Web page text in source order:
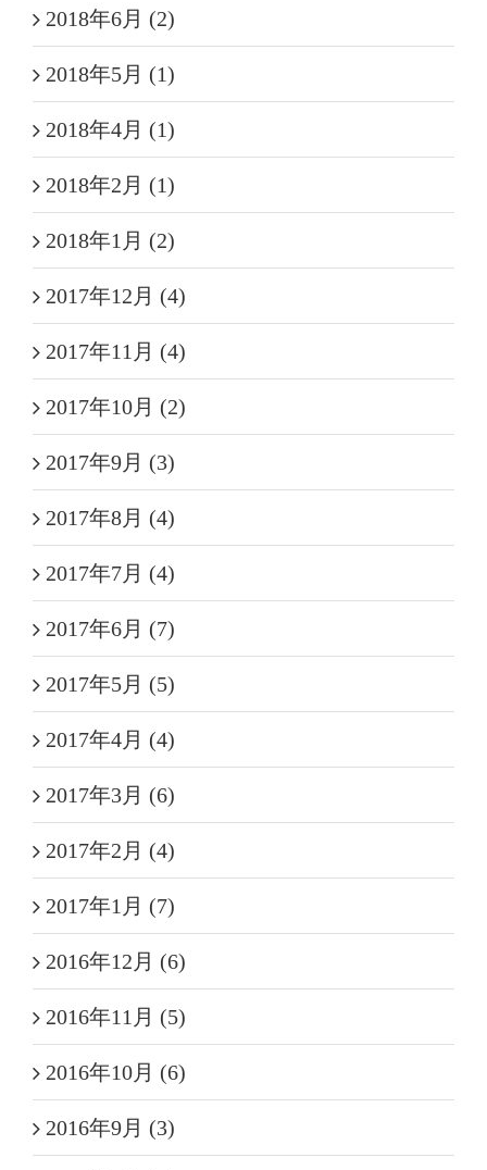
2018年6月 (2)
2018年5月 (1)
2018年4月 (1)
2018年2月 (1)
2018年1月 (2)
2017年12月 (4)
2017年11月 (4)
2017年10月 (2)
2017年9月 (3)
2017年8月 (4)
2017年7月 (4)
2017年6月 (7)
2017年5月 (5)
2017年4月 (4)
2017年3月 (6)
2017年2月 (4)
2017年1月 (7)
2016年12月 (6)
2016年11月 (5)
2016年10月 (6)
2016年9月 (3)